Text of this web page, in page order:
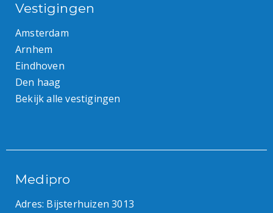
Vestigingen
Amsterdam
Arnhem
Eindhoven
Den haag
Bekijk alle vestigingen
Medipro
Adres: Bijsterhuizen 3013